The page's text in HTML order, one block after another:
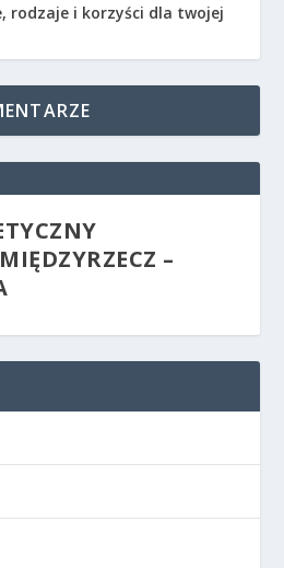
rodzaje i korzyści dla twojej
–